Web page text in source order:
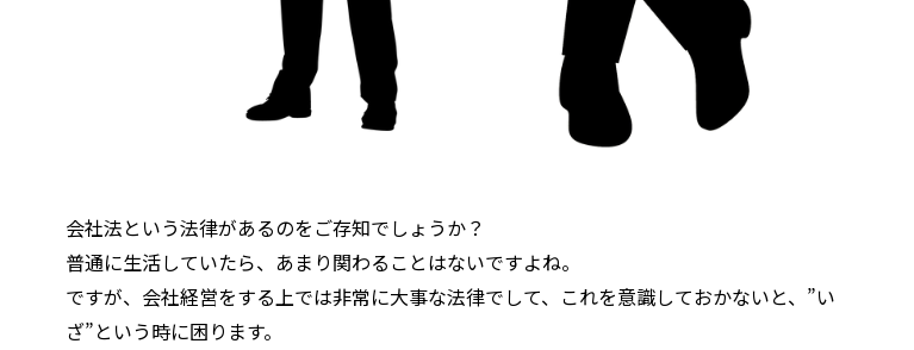
会社法という法律があるのをご存知でしょうか？
普通に生活していたら、あまり関わることはないですよね。
ですが、会社経営をする上では非常に大事な法律でして、これを意識しておかないと、”い
ざ”という時に困ります。